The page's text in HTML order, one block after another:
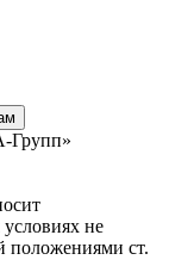
Групп»
не
положениями ст.